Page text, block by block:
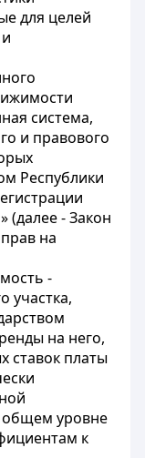
для целей
система,
и правового
Республики
(далее - Закон
на
-
участка,
на него,
ставок платы
общем уровне
к